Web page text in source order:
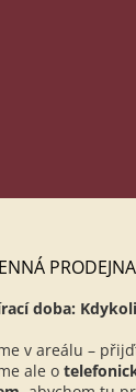
PRODEJNA
doba:
v areálu –
ale o